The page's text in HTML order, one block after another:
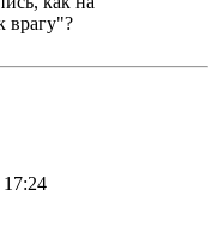
врагу"?